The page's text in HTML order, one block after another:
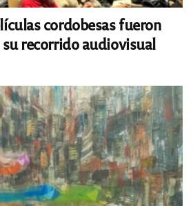
cordobesas fueron
recorrido audiovisual